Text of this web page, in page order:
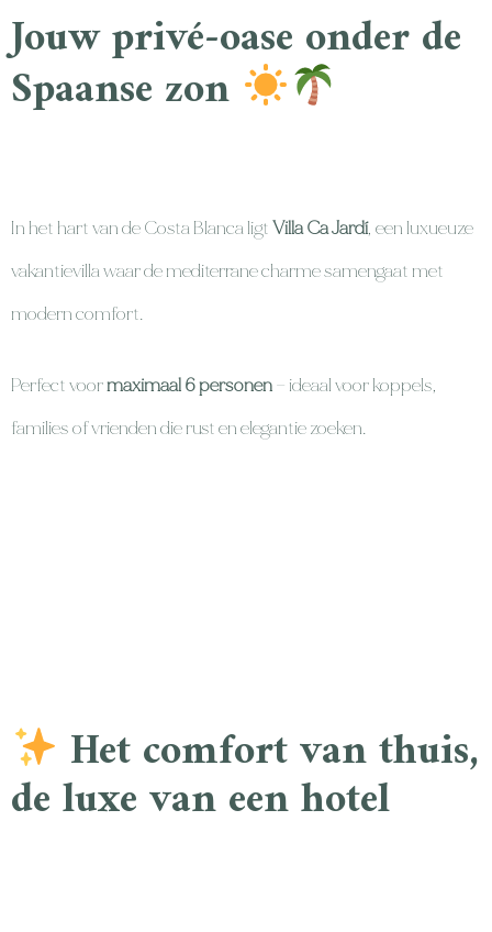
Jouw privé-oase onder de
Spaanse zon
In het hart van de Costa Blanca ligtVilla Ca Jardí, een luxueuze
vakantievilla waar de mediterrane charme samengaat met
modern comfort.
Perfect voormaximaal 6 personen— ideaal voor koppels,
families of vrienden die rust en elegantie zoeken.
Het comfort van thuis,
de luxe van een hotel